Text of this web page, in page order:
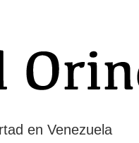
en Venezuela